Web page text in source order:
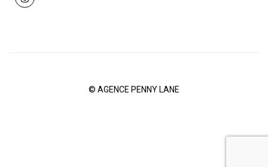
© AGENCE PENNY LANE